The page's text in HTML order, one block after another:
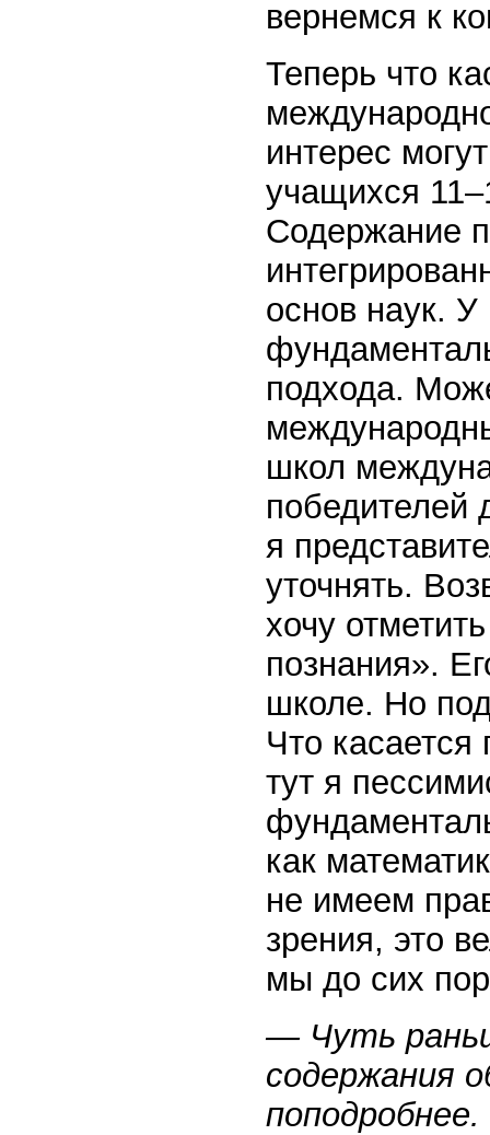
вернемся к
Теперь что
интерес
учащихся
Содержание
основ наук.
подхода.
школ
победителей
я
уточнять.
хочу
познания».
школе. Но
Что касается
тут я
как
не имеем
зрения, это
мы до сих
— Чуть
содержания
поподробнее.